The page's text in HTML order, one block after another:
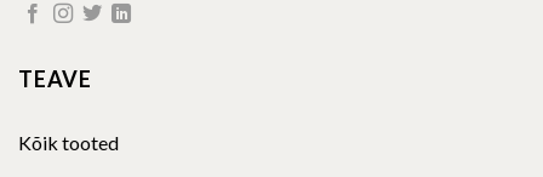
TEAVE
Kõik tooted